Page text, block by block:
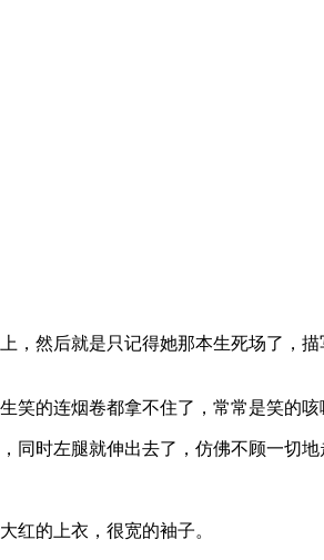
然后就是只记得她那本生死场了，
的连烟卷都拿不住了，常常是笑的咳
时左腿就伸出去了，仿佛不顾一切地
的上衣，很宽的袖子。